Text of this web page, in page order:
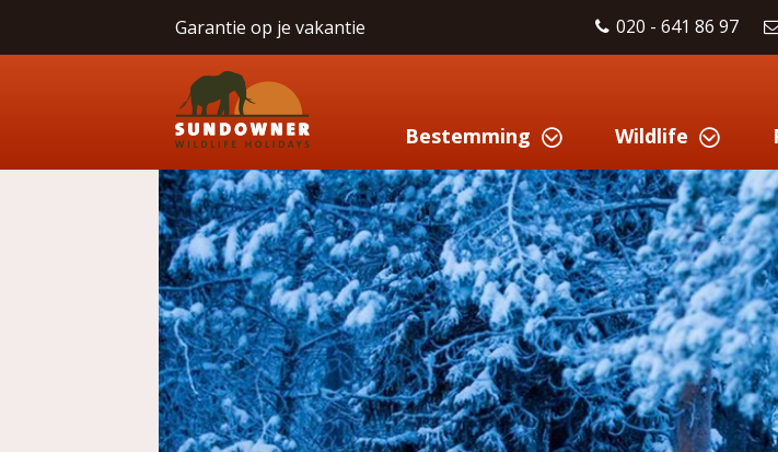
020 - 641 86 97
Garantie op je vakantie
Bestemming Wildlife